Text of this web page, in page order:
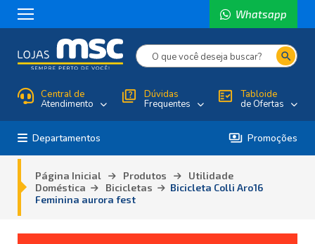
Whatsapp
search
Central de
Atendimento quiz Dúvidas
Frequentes fact_check Tabloide
de Ofertas
Departamentos payments Promoções
Página Inicial Produtos
Utilidade
Doméstica
Bicicletas
Bicicleta Colli Aro16
Feminina aurora fest